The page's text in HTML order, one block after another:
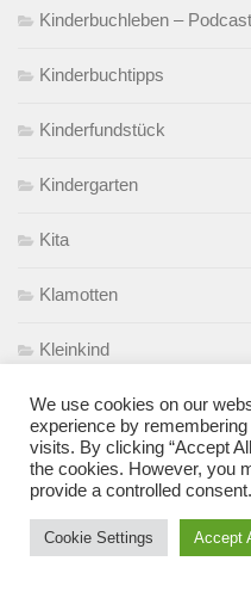
Kinderbuchleben – Podcast
Kinderbuchtipps
Kinderfundstück
Kindergarten
Kita
Klamotten
Kleinkind
Kleinkindabteil
Kommentar der Woche
We use cookies on our
experience by
visits. By clicking “Accept
the cookies. However, you
provide a controlled consent.
Cookie Settings Accept